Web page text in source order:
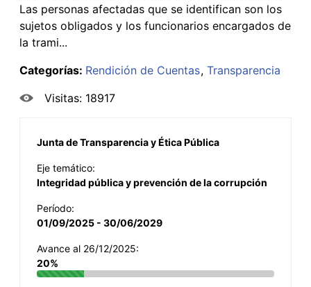
Las personas afectadas que se identifican son los
sujetos obligados y los funcionarios encargados de
la trami...
Categorías: Rendición de Cuentas Transparencia
Visitas: 18917
Junta de Transparencia y Ética Pública
Eje temático:
Integridad pública y prevención de la corrupción
Período:
01/09/2025 - 30/06/2029
Avance al 26/12/2025:
20%